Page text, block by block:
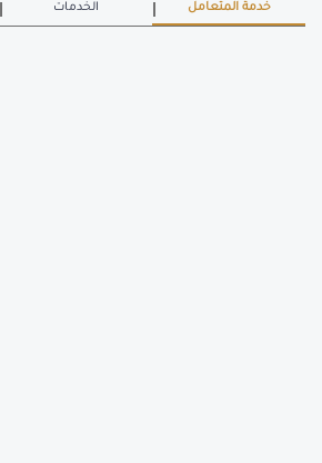
خدمة المتعامل الخدمات